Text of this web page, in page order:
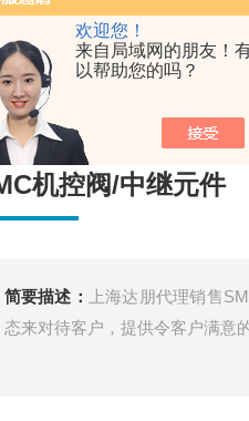
欢迎您！
来自局域网的朋友！
以帮助您的吗？
机控阀/中继元件
简要描述：
上海达朋代理销售
态来对待客户，提供令客户满意